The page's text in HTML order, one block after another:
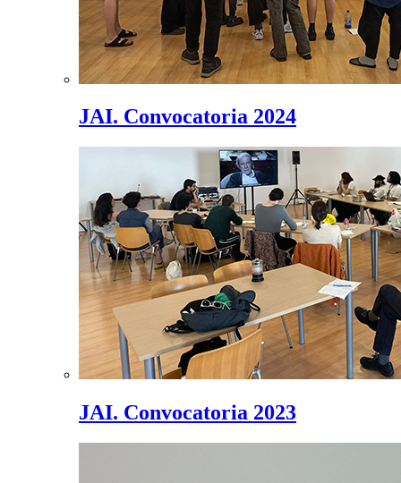
JAI. Convocatoria 2024
JAI. Convocatoria 2023